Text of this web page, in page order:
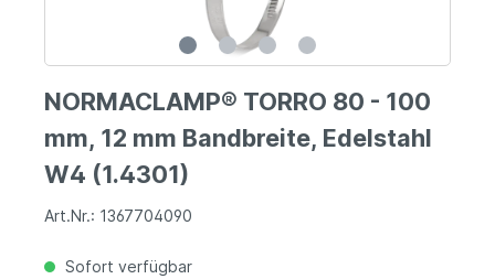
NORMACLAMP® TORRO 80 - 100
mm, 12 mm Bandbreite, Edelstahl
W4 (1.4301)
Art.Nr.: 1367704090
Sofort verfügbar